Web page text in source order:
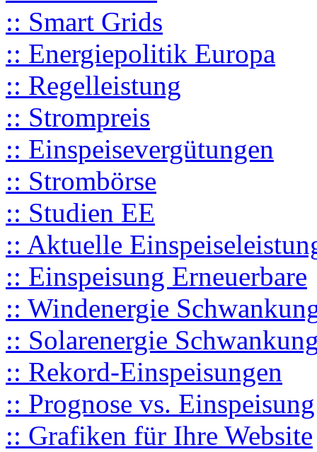
:: Smart Grids
:: Energiepolitik Europa
:: Regelleistung
:: Strompreis
:: Einspeisevergütungen
:: Strombörse
:: Studien EE
:: Aktuelle
:: Einspeisung Erneuerbare
:: Windenergie
:: Solarenergie
:: Rekord-Einspeisungen
:: Prognose vs. Einspeisung
:: Grafiken für Ihre Website